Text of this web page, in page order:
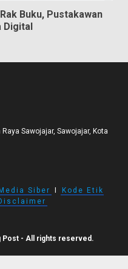
Buku, Pustakawan
Sawojajar, Sawojajar, Kota
Siber
Kode Etik
Post - All rights reserved.